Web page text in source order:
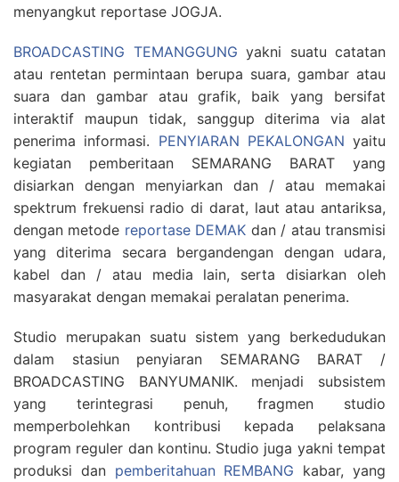
menyangkut reportase JOGJA.
BROADCASTING TEMANGGUNG yakni suatu catatan
atau rentetan permintaan berupa suara, gambar atau
suara dan gambar atau grafik, baik yang bersifat
interaktif maupun tidak, sanggup diterima via alat
penerima informasi. PENYIARAN PEKALONGAN yaitu
kegiatan pemberitaan SEMARANG BARAT yang
disiarkan dengan menyiarkan dan / atau memakai
spektrum frekuensi radio di darat, laut atau antariksa,
dengan metode reportase DEMAK dan / atau transmisi
yang diterima secara bergandengan dengan udara,
kabel dan / atau media lain, serta disiarkan oleh
masyarakat dengan memakai peralatan penerima.
Studio merupakan suatu sistem yang berkedudukan
dalam stasiun penyiaran SEMARANG BARAT /
BROADCASTING BANYUMANIK. menjadi subsistem
yang terintegrasi penuh, fragmen studio
memperbolehkan kontribusi kepada pelaksana
program reguler dan kontinu. Studio juga yakni tempat
produksi dan pemberitahuan REMBANG kabar, yang